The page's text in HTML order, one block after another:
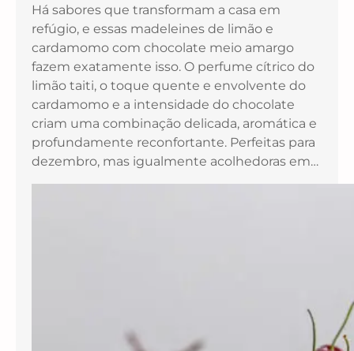
Há sabores que transformam a casa em
refúgio, e essas madeleines de limão e
cardamomo com chocolate meio amargo
fazem exatamente isso. O perfume cítrico do
limão taiti, o toque quente e envolvente do
cardamomo e a intensidade do chocolate
criam uma combinação delicada, aromática e
profundamente reconfortante. Perfeitas para
dezembro, mas igualmente acolhedoras em…